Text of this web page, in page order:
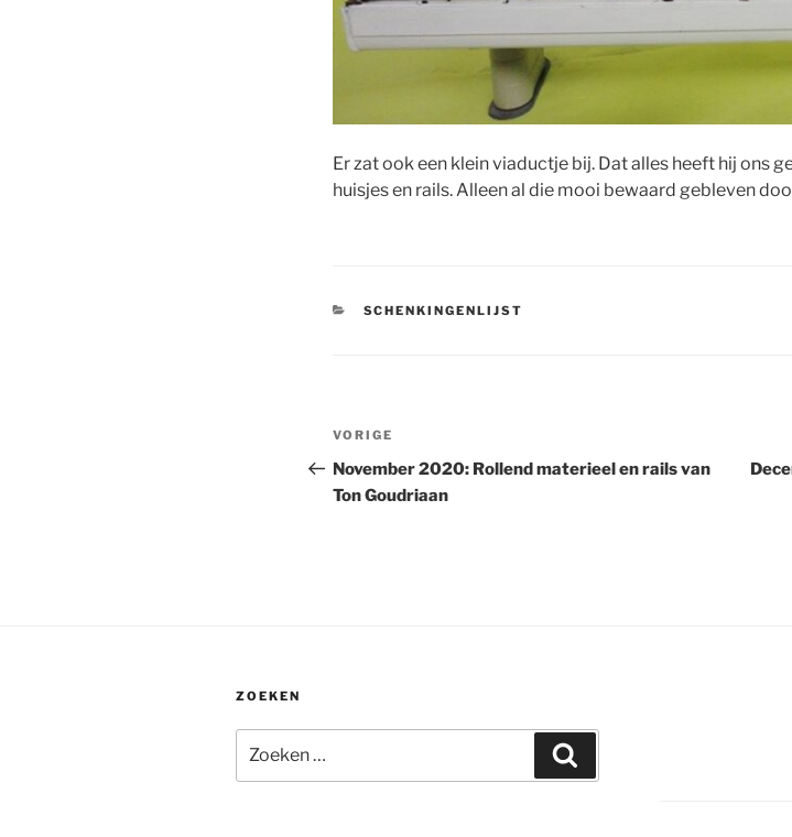
Er zat ook een klein viaductje bij. Dat alles heeft hij ons
huisjes en rails. Alleen al die mooi bewaard gebleven
CATEGORIEËN
SCHENKINGENLIJST
Bericht
navigatie
Vorig
bericht
VORIGE
November 2020: Rollend materieel en rails van
Ton Goudriaan
ZOEKEN
naar: